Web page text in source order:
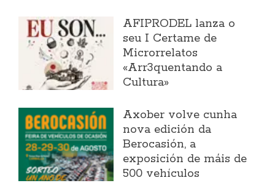
AFIPRODEL lanza o
seu I Certame de
Microrrelatos
«Arr3quentando a
Cultura»
Axober volve cunha
nova edición da
Berocasión, a
exposición de máis de
500 vehículos